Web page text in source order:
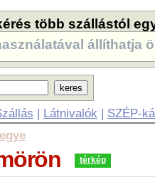
több szállástól
állíthatja
| Látnivalók | SZÉP-
térkép